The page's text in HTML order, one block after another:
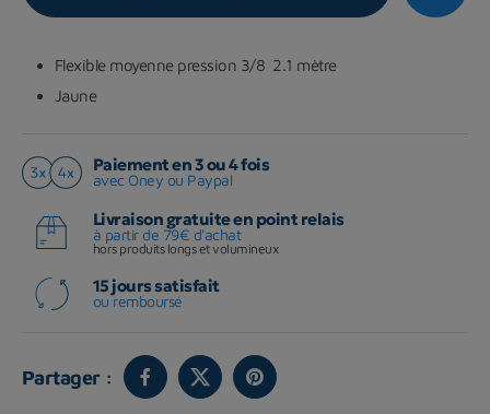
Flexible moyenne pression 3/8 2.1 mètre
Jaune
Paiement en 3 ou 4 fois
avec Oney ou Paypal
Livraison gratuite en point relais
à partir de 79€ d'achat
hors produits longs et volumineux
15 jours satisfait
ou remboursé
Partager :